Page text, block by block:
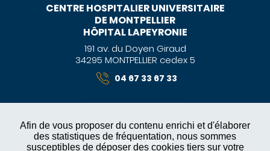
Afin de vous proposer du contenu enrichi et d'élaborer
des statistiques de fréquentation, nous sommes
susceptibles de déposer des cookies tiers sur votre
CENTRE HOSPITALIER UNIVERSITAIRE
DE MONTPELLIER
HÔPITAL LAPEYRONIE
191 av. du Doyen Giraud
34295 MONTPELLIER cedex 5
04 67 33 67 33
MENTIONS LÉGALES